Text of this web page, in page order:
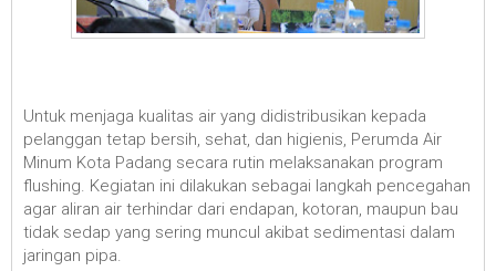
Untuk menjaga kualitas air yang didistribusikan kepada
pelanggan tetap bersih, sehat, dan higienis, Perumda Air
Minum Kota Padang secara rutin melaksanakan program
flushing. Kegiatan ini dilakukan sebagai langkah pencegahan
agar aliran air terhindar dari endapan, kotoran, maupun bau
tidak sedap yang sering muncul akibat sedimentasi dalam
jaringan pipa.